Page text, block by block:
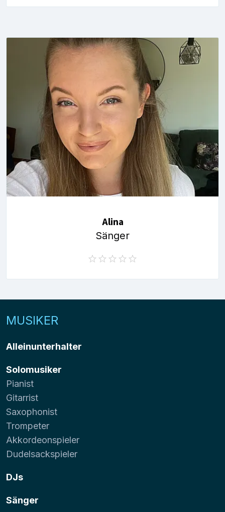
Alina
Sänger
MUSIKER
Alleinunterhalter
Solomusiker
Pianist
Gitarrist
Saxophonist
Trompeter
Akkordeonspieler
Dudelsackspieler
DJs
Sänger